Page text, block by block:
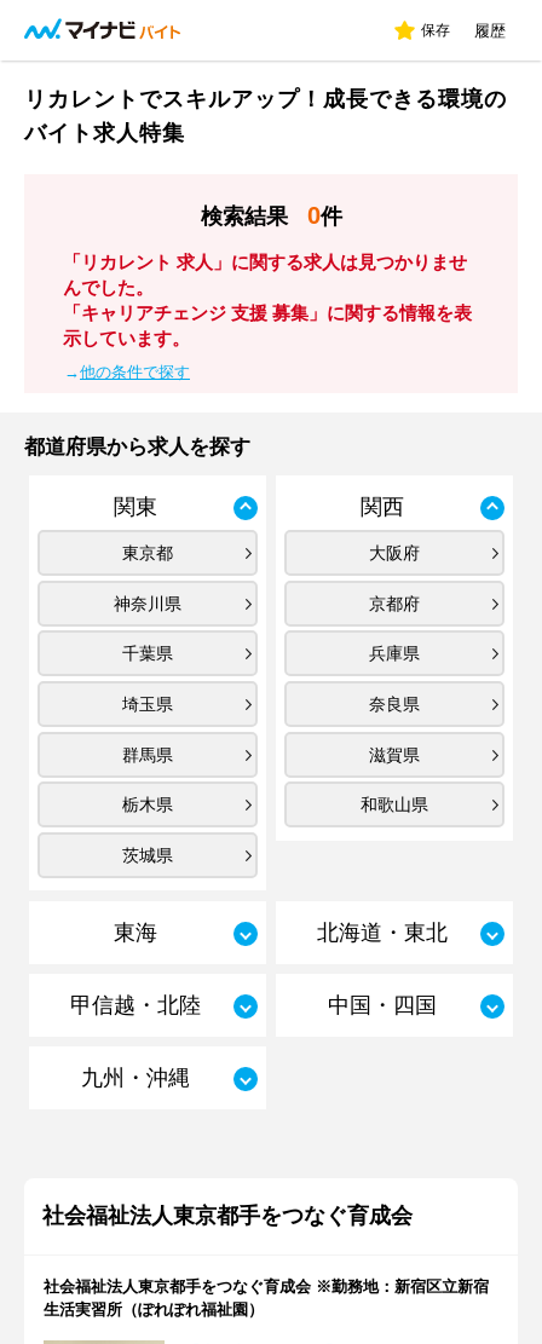
保存 履歴
リカレントでスキルアップ！成長できる環境の
バイト求人特集
検索結果 0件
「リカレント 求人」に関する求人は見つかりませ
んでした。
「キャリアチェンジ 支援 募集」に関する情報を表
示しています。
→他の条件で探す
都道府県から求人を探す
関東
東京都
神奈川県
千葉県
埼玉県
群馬県
栃木県
茨城県
関西
大阪府
京都府
兵庫県
奈良県
滋賀県
和歌山県
東海 北海道・東北
甲信越・北陸 中国・四国
九州・沖縄
社会福祉法人東京都手をつなぐ育成会
社会福祉法人東京都手をつなぐ育成会 ※勤務地：新宿区立新宿
生活実習所（ぽれぽれ福祉園）